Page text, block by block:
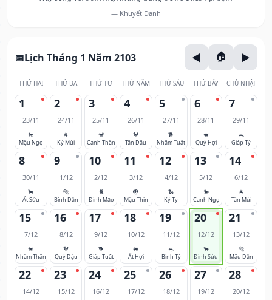
— Khuyết Danh
Lịch Tháng 1 Năm 2103
THỨ HAI THỨ BA THỨ TƯ THỨ NĂM THỨ SÁU THỨ BẢY CHỦ NHẬT
1
23/11
🐎
Mậu Ngọ
2
24/11
🐐
Kỷ Mùi
3
25/11
🐒
Canh Thân
4
26/11
🐓
Tân Dậu
5
27/11
🐕
Nhâm Tuất
6
28/11
🐖
Quý Hợi
7
29/11
🐀
Giáp Tý
8
30/11
🐂
Ất Sửu
9
1/12
🐅
Bính Dần
10
2/12
🐈
Đinh Mão
11
3/12
🐉
Mậu Thìn
12
4/12
🐍
Kỷ Tỵ
13
5/12
🐎
Canh Ngọ
14
6/12
🐐
Tân Mùi
15
7/12
🐒
Nhâm Thân
16
8/12
🐓
Quý Dậu
17
9/12
🐕
Giáp Tuất
18
10/12
🐖
Ất Hợi
19
11/12
🐀
Bính Tý
20
12/12
🐂
Đinh Sửu
21
13/12
🐅
Mậu Dần
22
14/12
23
15/12
24
16/12
25
17/12
26
18/12
27
19/12
28
20/12